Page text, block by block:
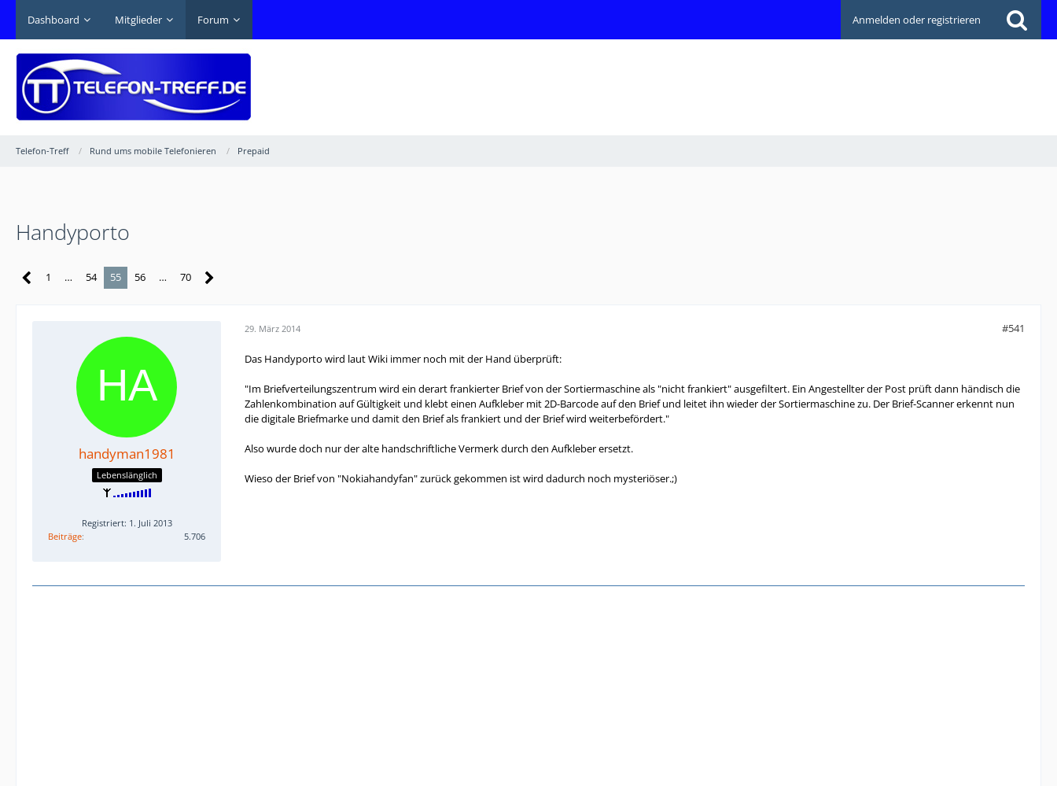
Dashboard Mitglieder Forum Anmelden oder registrieren
Telefon-Treff Rund ums mobile Telefonieren Prepaid
Handyporto
1 … 54 55 56 … 70
handyman1981
Lebenslänglich
Registriert: 1. Juli 2013
Beiträge
5.706
29. März 2014 #541
Das Handyporto wird laut Wiki immer noch mit der Hand überprüft:
"Im Briefverteilungszentrum wird ein derart frankierter Brief von der Sortiermaschine als "nicht frankiert" ausgefiltert. Ein Angestellter der Post prüft dann händisch die
Zahlenkombination auf Gültigkeit und klebt einen Aufkleber mit 2D-Barcode auf den Brief und leitet ihn wieder der Sortiermaschine zu. Der Brief-Scanner erkennt nun
die digitale Briefmarke und damit den Brief als frankiert und der Brief wird weiterbefördert."
Also wurde doch nur der alte handschriftliche Vermerk durch den Aufkleber ersetzt.
Wieso der Brief von "Nokiahandyfan" zurück gekommen ist wird dadurch noch mysteriöser.;)